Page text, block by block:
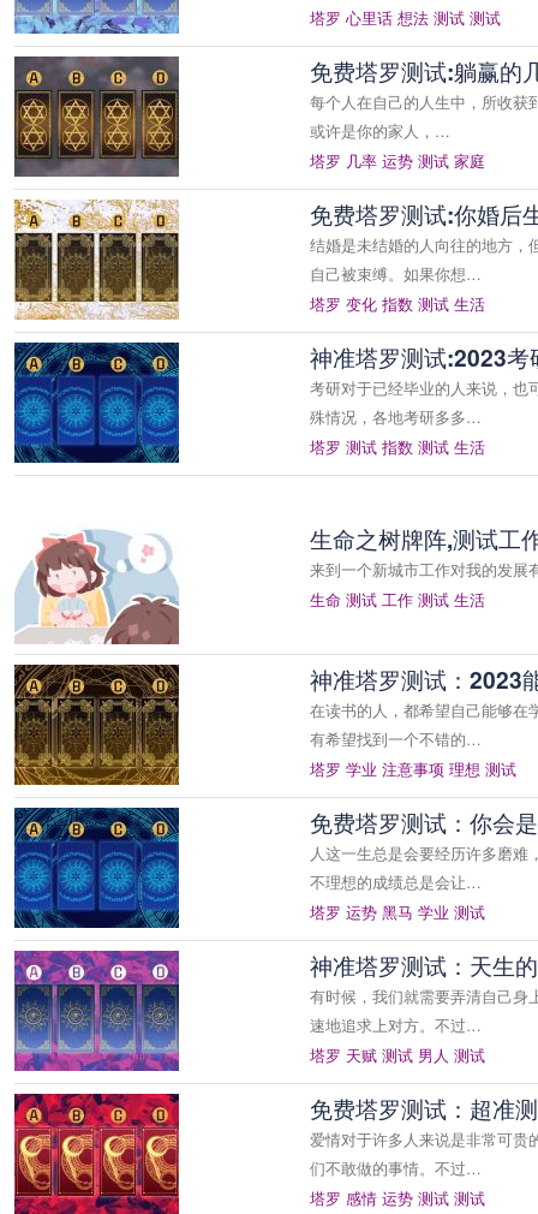
塔罗 心里话 想法 测试 测试
免费塔罗测试:躺赢的
每个人在自己的人生中，所收获
或许是你的家人，…
塔罗 几率 运势 测试 家庭
免费塔罗测试:你婚后
结婚是未结婚的人向往的地方，
自己被束缚。如果你想…
塔罗 变化 指数 测试 生活
神准塔罗测试:2023
考研对于已经毕业的人来说，也
殊情况，各地考研多多…
塔罗 测试 指数 测试 生活
生命之树牌阵,测试工
来到一个新城市工作对我的发展
生命 测试 工作 测试 生活
神准塔罗测试：2023
在读书的人，都希望自己能够在
有希望找到一个不错的…
塔罗 学业 注意事项 理想 测试
免费塔罗测试：你会
人这一生总是会要经历许多磨
不理想的成绩总是会让…
塔罗 运势 黑马 学业 测试
神准塔罗测试：天生
有时候，我们就需要弄清自己身
速地追求上对方。不过…
塔罗 天赋 测试 男人 测试
免费塔罗测试：超准
爱情对于许多人来说是非常可贵
们不敢做的事情。不过…
塔罗 感情 运势 测试 测试